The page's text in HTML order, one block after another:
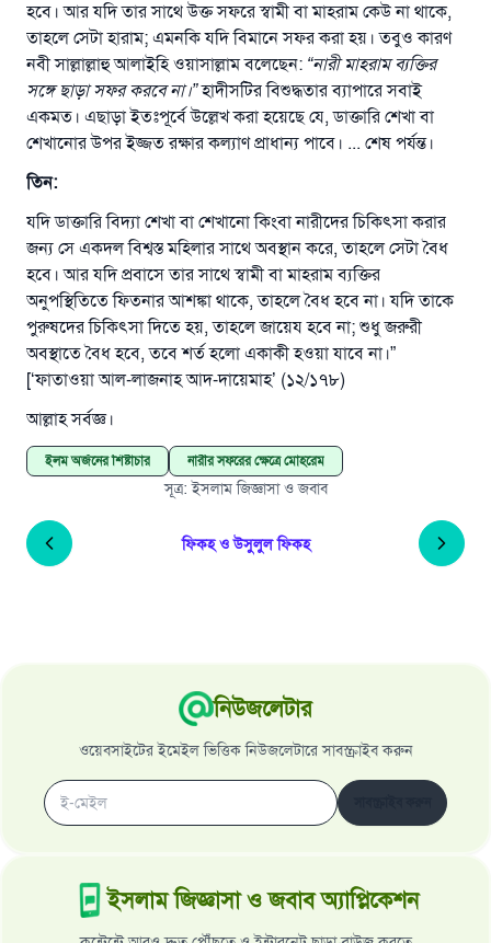
হবে। আর যদি তার সাথে উক্ত সফরে স্বামী বা মাহরাম কেউ না থাকে,
তাহলে সেটা হারাম; এমনকি যদি বিমানে সফর করা হয়। তবুও কারণ
নবী সাল্লাল্লাহু আলাইহি ওয়াসাল্লাম বলেছেন: “নারী মাহরাম ব্যক্তির
সঙ্গে ছাড়া সফর করবে না।”হাদীসটির বিশুদ্ধতার ব্যাপারে সবাই
একমত। এছাড়া ইতঃপূর্বে উল্লেখ করা হয়েছে যে, ডাক্তারি শেখা বা
শেখানোর উপর ইজ্জত রক্ষার কল্যাণ প্রাধান্য পাবে। ... শেষ পর্যন্ত।
তিন:
যদি ডাক্তারি বিদ্যা শেখা বা শেখানো কিংবা নারীদের চিকিৎসা করার
জন্য সে একদল বিশ্বস্ত মহিলার সাথে অবস্থান করে, তাহলে সেটা বৈধ
হবে। আর যদি প্রবাসে তার সাথে স্বামী বা মাহরাম ব্যক্তির
অনুপস্থিতিতে ফিতনার আশঙ্কা থাকে, তাহলে বৈধ হবে না। যদি তাকে
পুরুষদের চিকিৎসা দিতে হয়, তাহলে জায়েয হবে না; শুধু জরুরী
অবস্থাতে বৈধ হবে, তবে শর্ত হলো একাকী হওয়া যাবে না।”
[‘ফাতাওয়া আল-লাজনাহ আদ-দায়েমাহ’ (১২/১৭৮)
আল্লাহ সর্বজ্ঞ।
ইলম অর্জনের শিষ্টাচার নারীর সফরের ক্ষেত্রে মোহরেম
সূত্র:ইসলাম জিজ্ঞাসা ও জবাব
ফিকহ ও উসুলুল ফিকহ
নিউজলেটার
ওয়েবসাইটের ইমেইল ভিত্তিক নিউজলেটারে সাবস্ক্রাইব করুন
ইসলাম জিজ্ঞাসা ও জবাব অ্যাপ্লিকেশন